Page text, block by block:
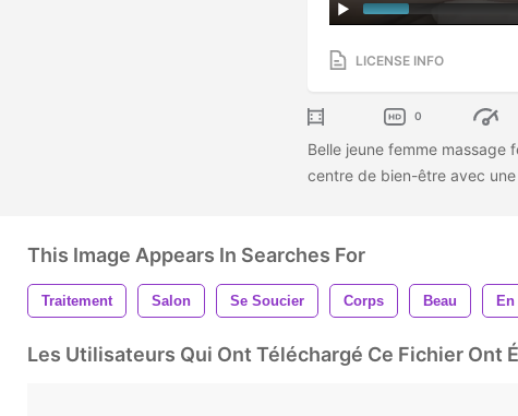
LICENSE INFO
0
Belle jeune femme massage
centre de bien-être avec
This Image Appears In Searches For
Traitement Salon Se Soucier Corps Beau
Les Utilisateurs Qui Ont Téléchargé Ce Fichier Ont